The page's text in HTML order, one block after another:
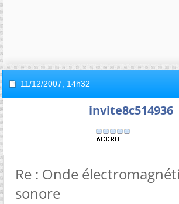
11/12/2007, 14h32
invite8c514936
Re : Onde
sonore